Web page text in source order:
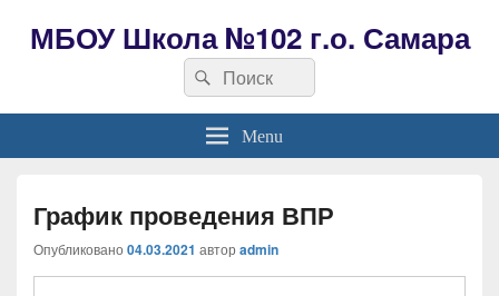
МБОУ Школа №102 г.о. Самара
Search
for:
Search
Menu
График проведения ВПР
Опубликовано 04.03.2021 автор admin